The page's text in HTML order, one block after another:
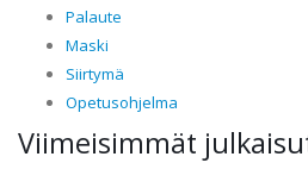
Palaute
Maski
Siirtymä
Opetusohjelma
Viimeisimmät